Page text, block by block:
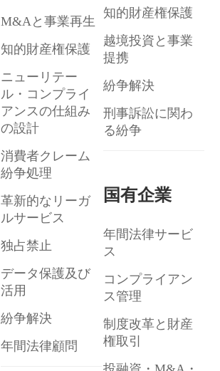
知的財産権保護
越境投資と事業
提携
紛争解決
刑事訴訟に関わ
る紛争
M&Aと事業再生
知的財産権保護
ニューリテー
ル・コンプライ
アンスの仕組み
の設計
消費者クレーム
紛争処理
革新的なリーガ
ルサービス
独占禁止
データ保護及び
活用
紛争解決
年間法律顧問
国有企業
年間法律サービ
ス
コンプライアン
ス管理
制度改革と財産
権取引